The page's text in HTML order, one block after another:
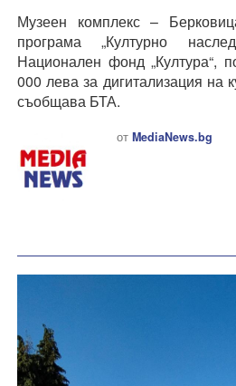
Музеен комплекс –
програма „Културно
Национален фонд „Култура“,
000 лева за дигитализация на
съобщава БТА.
от MediaNews.bg